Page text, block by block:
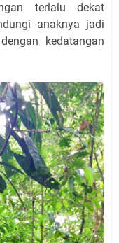
terlalu dekat
anaknya jadi
kedatangan